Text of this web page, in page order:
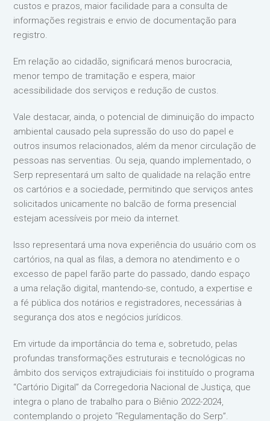
custos e prazos, maior facilidade para a consulta de
informações registrais e envio de documentação para
registro.
Em relação ao cidadão, significará menos burocracia,
menor tempo de tramitação e espera, maior
acessibilidade dos serviços e redução de custos.
Vale destacar, ainda, o potencial de diminuição do impacto
ambiental causado pela supressão do uso do papel e
outros insumos relacionados, além da menor circulação de
pessoas nas serventias. Ou seja, quando implementado, o
Serp representará um salto de qualidade na relação entre
os cartórios e a sociedade, permitindo que serviços antes
solicitados unicamente no balcão de forma presencial
estejam acessíveis por meio da internet.
Isso representará uma nova experiência do usuário com os
cartórios, na qual as filas, a demora no atendimento e o
excesso de papel farão parte do passado, dando espaço
a uma relação digital, mantendo-se, contudo, a expertise e
a fé pública dos notários e registradores, necessárias à
segurança dos atos e negócios jurídicos.
Em virtude da importância do tema e, sobretudo, pelas
profundas transformações estruturais e tecnológicas no
âmbito dos serviços extrajudiciais foi instituído o programa
“Cartório Digital” da Corregedoria Nacional de Justiça, que
integra o plano de trabalho para o Biênio 2022-2024,
contemplando o projeto “Regulamentação do Serp”.